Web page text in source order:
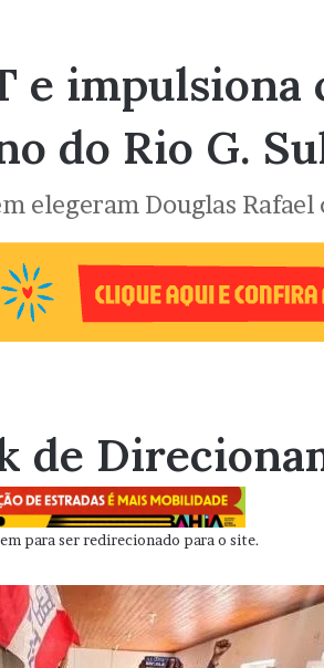
e impulsiona
do Rio G.
elegeram Douglas
de
para ser redirecionado para o site.